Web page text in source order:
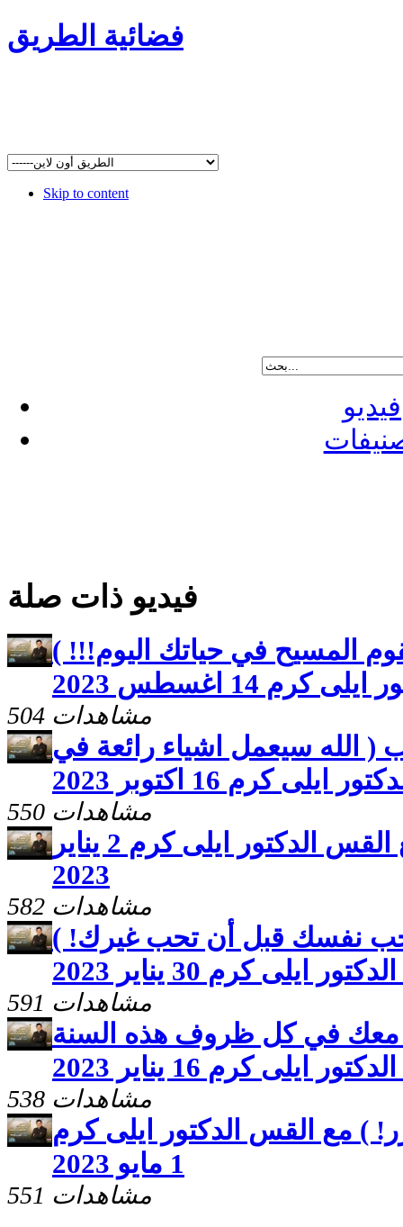
فضائية الطريق
Skip to content
فيديو
فيديو ذات صلة
المسيح في حياتك اليوم!!! )
14 اغسطس 2023
504 مشاهدات
( الله سيعمل اشياء رائعة في
كرم 16 اكتوبر 2023
550 مشاهدات
برنامج ( ايات وعجائب ) مع القس الدكتور ايلى كرم 2 يناير
2023
582 مشاهدات
حب نفسك قبل أن تحب غيرك! )
ايلى كرم 30 يناير 2023
591 مشاهدات
معك في كل ظروف هذه السنة
كرم 16 يناير 2023
538 مشاهدات
) مع القس الدكتور ايلى كرم
1 مايو 2023
551 مشاهدات